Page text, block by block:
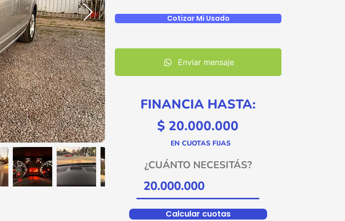
Cotizar Mi Usado
Enviar mensaje
FINANCIA HASTA:
$ 20.000.000
EN CUOTAS FIJAS
¿CUÁNTO NECESITÁS?
Calcular cuotas